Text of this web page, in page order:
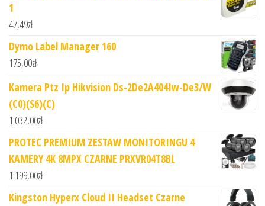
1
47,49zł
Dymo Label Manager 160
175,00zł
Kamera Ptz Ip Hikvision Ds-2De2A404Iw-De3/W
(C0)(S6)(C)
1 032,00zł
PROTEC PREMIUM ZESTAW MONITORINGU 4
KAMERY 4K 8MPX CZARNE PRXVR04T8BL
1 199,00zł
Kingston Hyperx Cloud II Headset Czarne